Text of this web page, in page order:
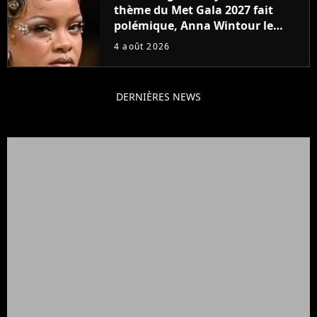
thème du Met Gala 2027 fait
polémique, Anna Wintour le
défend
4 août 2026
DERNIÈRES NEWS